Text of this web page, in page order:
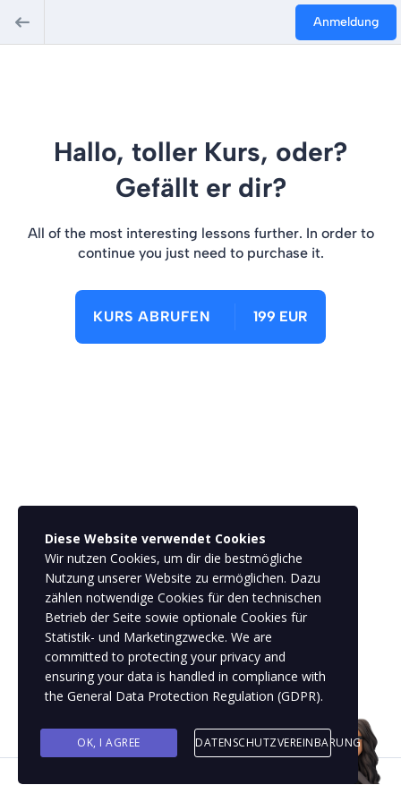
Anmeldung
Hallo, toller Kurs, oder?
Gefällt er dir?
All of the most interesting lessons further. In order to
continue you just need to purchase it.
KURS ABRUFEN 199 EUR
Diese Website verwendet Cookies
Wir nutzen Cookies, um dir die bestmögliche
Nutzung unserer Website zu ermöglichen. Dazu
zählen notwendige Cookies für den technischen
Betrieb der Seite sowie optionale Cookies für
Statistik- und Marketingzwecke. We are
committed to protecting your privacy and
ensuring your data is handled in compliance with
the General Data Protection Regulation (GDPR).
OK, I AGREE DATENSCHUTZVEREINBARUNG